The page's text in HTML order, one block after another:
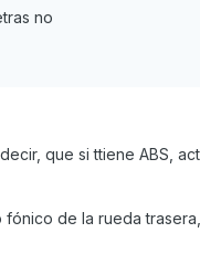
no
que si ttiene ABS,
de la rueda